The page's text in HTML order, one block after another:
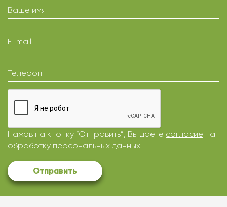
Ваше имя
E-mail
Телефон
Нажав на кнопку “Отправить”, Вы даете согласие на
обработку персональных данных
Отправить